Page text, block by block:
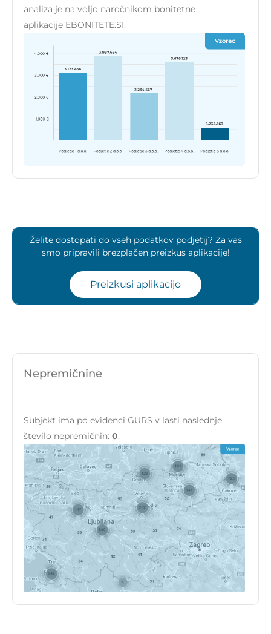
analiza je na voljo naročnikom bonitetne
aplikacije EBONITETE.SI.
Želite dostopati do vseh podatkov podjetij? Za vas
smo pripravili brezplačen preizkus aplikacije!
Preizkusi aplikacijo
Nepremičnine
Subjekt ima po evidenci GURS v lasti naslednje
število nepremičnin: 0.